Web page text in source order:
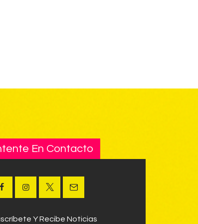
En Contacto
Y Recibe Noticias